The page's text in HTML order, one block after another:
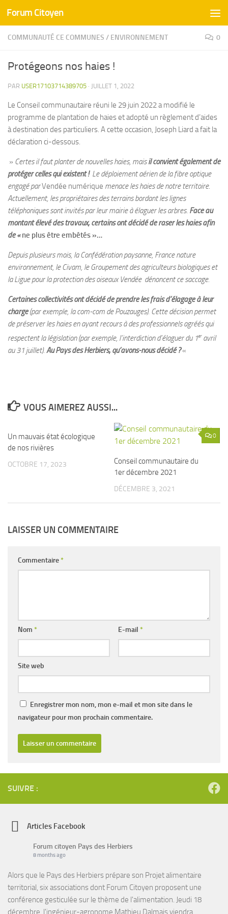
Skip to content
Forum Citoyen
COMMUNAUTÉ CE COMMUNES / ENVIRONNEMENT 0
Protégeons nos haies !
PAR USER17103714389705 · JUILLET 1, 2022
Le Conseil communautaire réuni le 29 juin 2022 a modifié le
programme de plantation de haies et adopté un règlement d’aides
à destination des particuliers. A cette occasion, Joseph Liard a fait la
déclaration ci-dessous.
» Certes il faut planter de nouvelles haies, maisil convient également de
protéger celles qui existent !Le déploiement aérien de la fibre optique
engagé parVendée numérique menace les haies de notre territoire.
Actuellement, les propriétaires des terrains bordant les lignes
téléphoniques sont invités par leur mairie à élaguer les arbres. Face au
montant élevé des travaux, certains ont décidé de raser les haies afin
de «ne plus être embêtés »…
Depuis plusieurs mois, la Confédération paysanne, France nature
environnement, le Civam, le Groupement des agriculteurs biologiques et
la Ligue pour la protection des oiseaux Vendée dénoncent ce saccage.
Certaines collectivités ont décidé de prendre les frais d’élagage à leur
charge(par exemple, la com-com de Pouzauges). Cette décision permet
de préserver les haies en ayant recours à des professionnels agréés qui
respectent la législation (par exemple, l’interdiction d’élaguer du 1eravril
au 31 juillet). Au Pays des Herbiers, qu’avons-nous décidé ?«
VOUS AIMEREZ AUSSI...
Un mauvais état écologique
de nos rivières
OCTOBRE 17, 2023
0
Conseil communautaire du
1er décembre 2021
DÉCEMBRE 3, 2021
LAISSER UN COMMENTAIRE
Commentaire*
Nom * E-mail *
Site web
Enregistrer mon nom, mon e-mail et mon site dans le
navigateur pour mon prochain commentaire.
SUIVRE :
Articles Facebook
Forum citoyen Pays des Herbiers
8 months ago
Alors que le Pays des Herbiers prépare son Projet alimentaire
territorial, six associations dont Forum Citoyen proposent une
conférence gesticulée sur le thème de l'alimentation. Jeudi 18
décembre, l'ingénieur-agronome Mathieu Dalmais viendra